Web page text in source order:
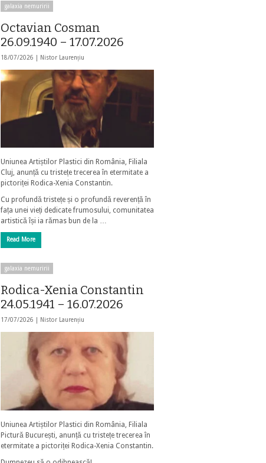
galaxia nemuririi
Octavian Cosman
26.09.1940 – 17.07.2026
18/07/2026 | Nistor Laurențiu
Uniunea Artiștilor Plastici din România, Filiala
Cluj, anunță cu tristețe trecerea în etermitate a
pictoriței Rodica-Xenia Constantin.
Cu profundă tristețe și o profundă reverență în
fața unei vieți dedicate frumosului, comunitatea
artistică își ia rămas bun de la …
Read More
galaxia nemuririi
Rodica-Xenia Constantin
24.05.1941 – 16.07.2026
17/07/2026 | Nistor Laurențiu
Uniunea Artiștilor Plastici din România, Filiala
Pictură București, anunță cu tristețe trecerea în
etermitate a pictoriței Rodica-Xenia Constantin.